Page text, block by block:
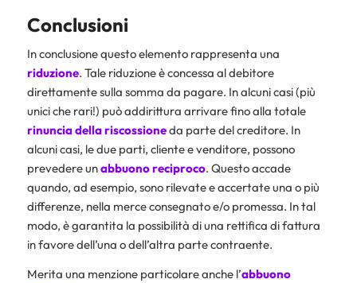
Conclusioni
In conclusione questo elemento rappresenta una
riduzione. Tale riduzione è concessa al debitore
direttamente sulla somma da pagare. In alcuni casi (più
unici che rari!) può addirittura arrivare fino alla totale
rinuncia della riscossioneda parte del creditore. In
alcuni casi, le due parti, cliente e venditore, possono
prevedere unabbuono reciproco. Questo accade
quando, ad esempio, sono rilevate e accertate una o più
differenze, nella merce consegnato e/o promessa. In tal
modo, è garantita la possibilità di una rettifica di fattura
in favore dell’una o dell’altra parte contraente.
Merita una menzione particolare anche l’abbuono